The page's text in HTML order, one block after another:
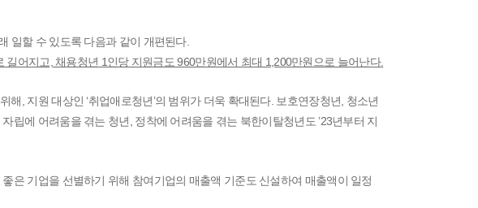
일할 수 있도록 다음과 같이 개편된다.
어지고, 채용청년 1인당 지원금도 960만원에서 최대 1,200만원으로 늘어난다.
, 지원 대상인 ‘취업애로청년’의 범위가 더욱 확대된다. 보호연장청년, 청소년
립에 어려움을 겪는 청년, 정착에 어려움을 겪는 북한이탈청년도 ’23년부터 지
은 기업을 선별하기 위해 참여기업의 매출액 기준도 신설하여 매출액이 일정